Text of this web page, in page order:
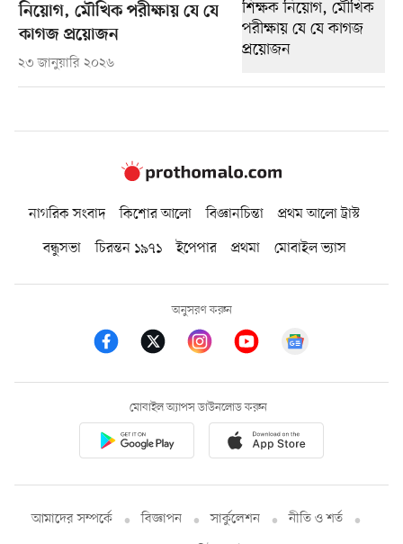
নিয়োগ, মৌখিক পরীক্ষায় যে যে
কাগজ প্রয়োজন
২৩ জানুয়ারি ২০২৬
নাগরিক সংবাদ কিশোর আলো বিজ্ঞানচিন্তা
প্রথম আলো ট্রাস্ট
বন্ধুসভা
চিরন্তন ১৯৭১ ইপেপার প্রথমা মোবাইল ভ্যাস
অনুসরণ করুন
মোবাইল অ্যাপস ডাউনলোড করুন
আমাদের সম্পর্কে বিজ্ঞাপন সার্কুলেশন
নীতি ও শর্ত